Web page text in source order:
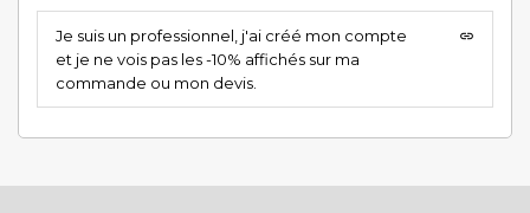
Je suis un professionnel, j'ai créé mon compte
et je ne vois pas les -10% affichés sur ma
commande ou mon devis.
insert_link